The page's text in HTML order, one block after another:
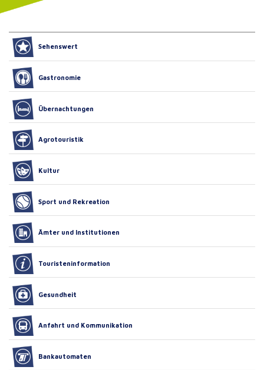
Sehenswert
Gastronomie
Übernachtungen
Agrotouristik
Kultur
Sport und Rekreation
Ämter und Institutionen
Touristeninformation
Gesundheit
Anfahrt und Kommunikation
Bankautomaten